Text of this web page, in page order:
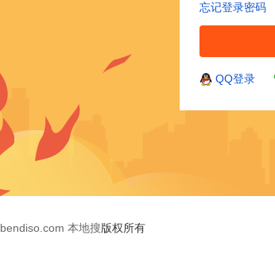
忘记登录密码
QQ登录
bendiso.com 本地搜版权所有